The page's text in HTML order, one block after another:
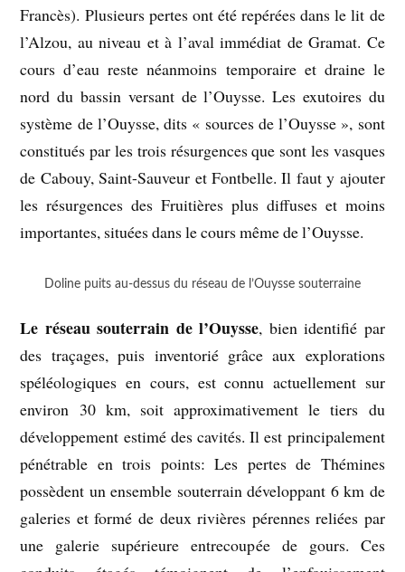
Francès). Plusieurs pertes ont été repérées dans le lit de
l’Alzou, au niveau et à l’aval immédiat de Gramat. Ce
cours d’eau reste néanmoins temporaire et draine le
nord du bassin versant de l’Ouysse. Les exutoires du
système de l’Ouysse, dits « sources de l’Ouysse », sont
constitués par les trois résurgences que sont les vasques
de Cabouy, Saint-Sauveur et Fontbelle. Il faut y ajouter
les résurgences des Fruitières plus diffuses et moins
importantes, situées dans le cours même de l’Ouysse.
Doline puits au-dessus du réseau de l’Ouysse souterraine
Le réseau souterrain de l’Ouysse, bien identifié par
des traçages, puis inventorié grâce aux explorations
spéléologiques en cours, est connu actuellement sur
environ 30 km, soit approximativement le tiers du
développement estimé des cavités. Il est principalement
pénétrable en trois points: Les pertes de Thémines
possèdent un ensemble souterrain développant 6 km de
galeries et formé de deux rivières pérennes reliées par
une galerie supérieure entrecoupée de gours. Ces